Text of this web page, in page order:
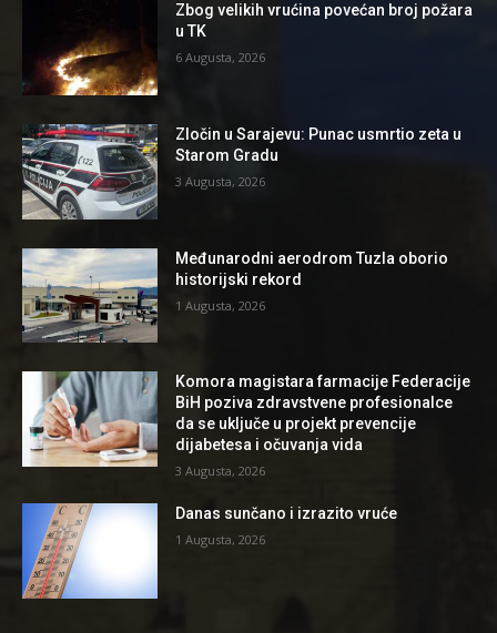
Zbog velikih vrućina povećan broj požara
u TK
6 Augusta, 2026
Zločin u Sarajevu: Punac usmrtio zeta u
Starom Gradu
3 Augusta, 2026
Međunarodni aerodrom Tuzla oborio
historijski rekord
1 Augusta, 2026
Komora magistara farmacije Federacije
BiH poziva zdravstvene profesionalce
da se uključe u projekt prevencije
dijabetesa i očuvanja vida
3 Augusta, 2026
Danas sunčano i izrazito vruće
1 Augusta, 2026